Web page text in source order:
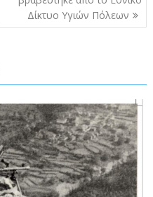
Δίκτυο Υγιών Πόλεων